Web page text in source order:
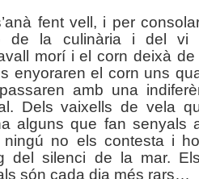
fent vell, i per
de la culinària i del vi
morí i el corn deixà
enyoraren el corn uns
amb una
Dels vaixells de vela
alguns que fan senyals
ningú no els contesta i
del silenci de la mar.
són cada dia més rars…